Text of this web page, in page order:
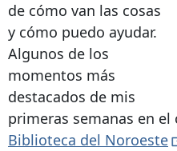
de cómo van las cosas
y cómo puedo ayudar.
Algunos de los
momentos más
destacados de mis
primeras semanas en
Biblioteca del Noroeste